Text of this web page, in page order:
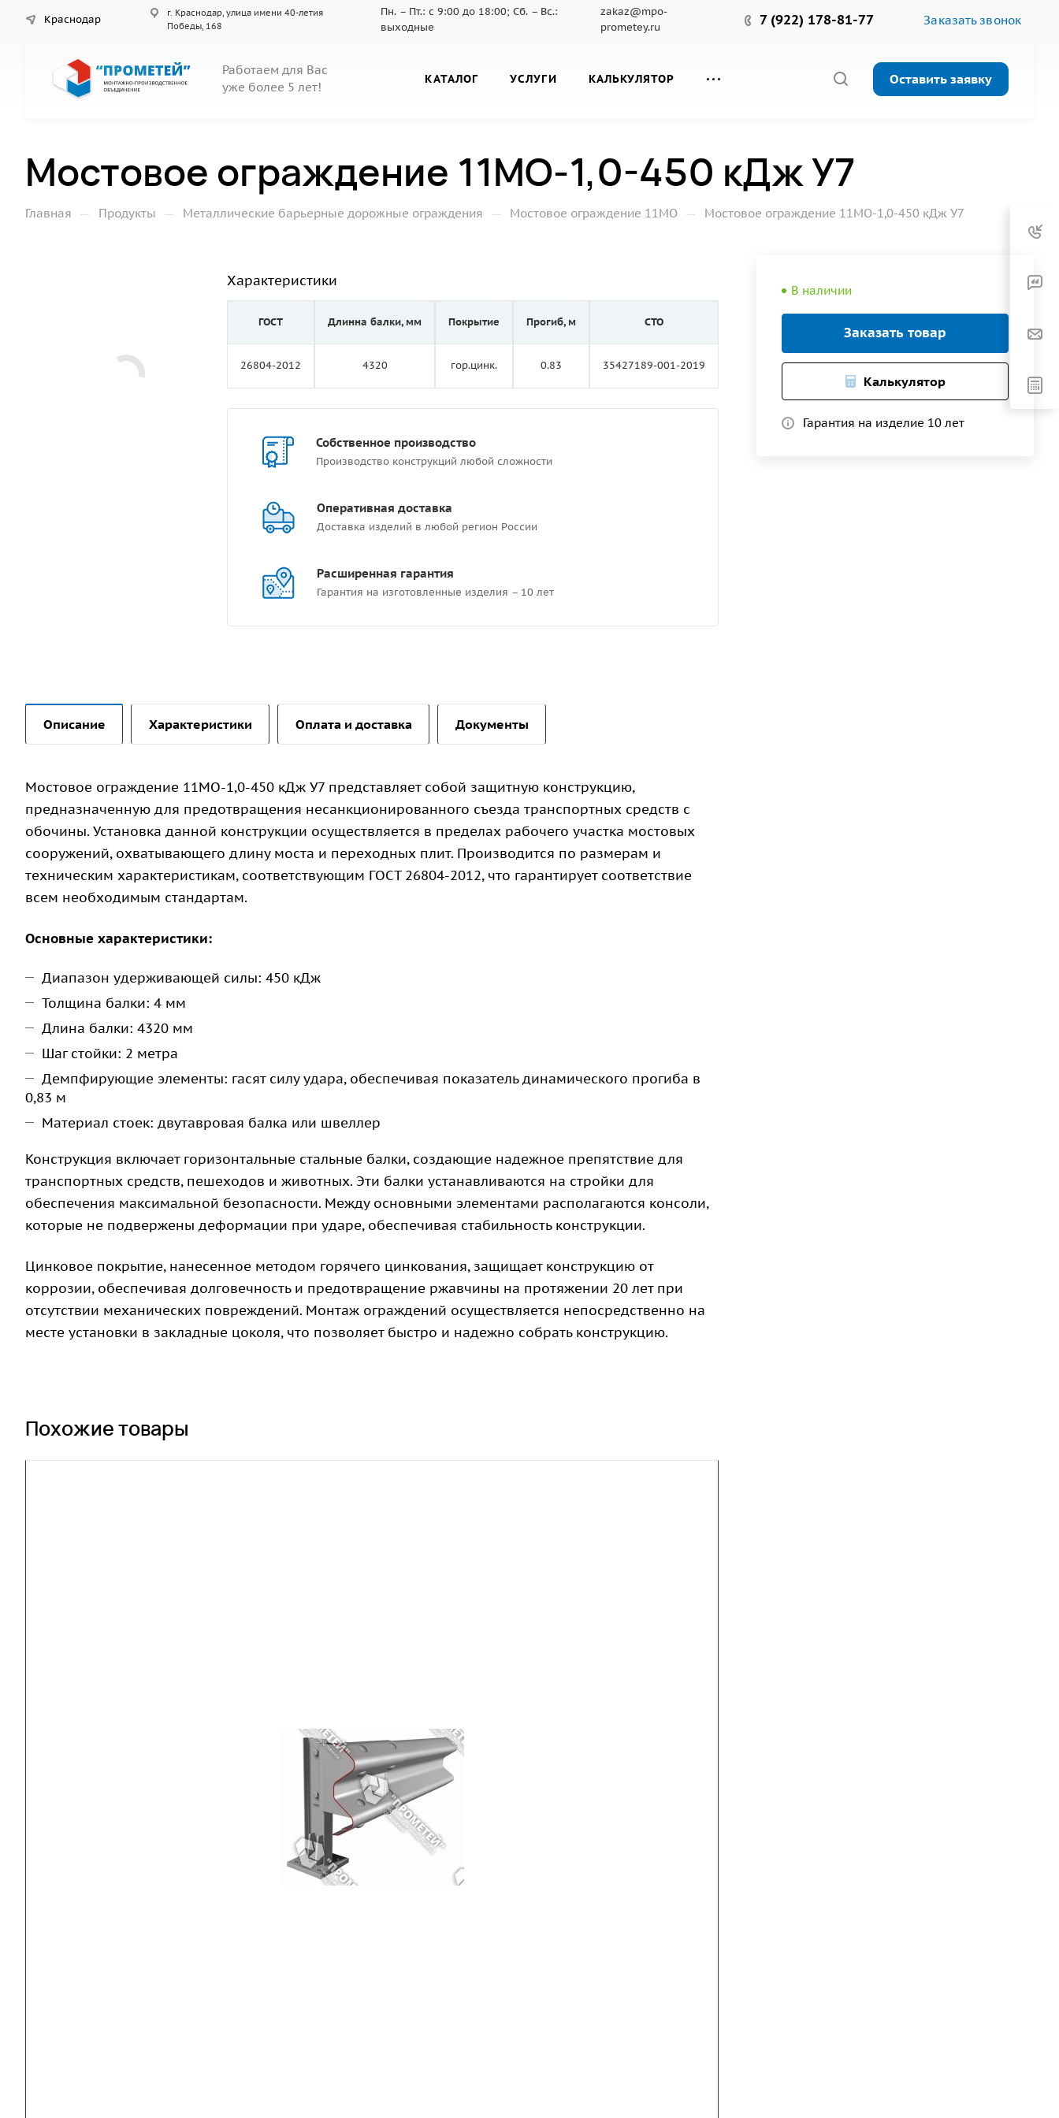
Краснодар
г. Краснодар, улица имени 40-летия
Победы, 168
Пн. – Пт.: с 9:00 до 18:00; Сб. – Вс.:
выходные
zakaz@mpo-
prometey.ru
7 (922) 178-81-77 Заказать звонок
Работаем для Вас
уже более 5 лет!
КАТАЛОГ УСЛУГИ КАЛЬКУЛЯТОР Оставить заявку
Мостовое ограждение 11МО-1,0-450 кДж У7
Главная — Продукты — Металлические барьерные дорожные ограждения — Мостовое ограждение 11МО — Мостовое ограждение 11МО-1,0-450 кДж У7
В наличии
Заказать товар
Калькулятор
Гарантия на изделие 10 лет
Характеристики
ГОСТ
26804-2012
Длинна балки, мм
4320
Покрытие
гор.цинк.
Прогиб, м
0.83
СТО
35427189-001-2019
Собственное производство
Производство конструкций любой сложности
Оперативная доставка
Доставка изделий в любой регион России
Расширенная гарантия
Гарантия на изготовленные изделия – 10 лет
Описание Характеристики Оплата и доставка Документы
Мостовое ограждение 11МО-1,0-450 кДж У7 представляет собой защитную конструкцию,
предназначенную для предотвращения несанкционированного съезда транспортных средств с
обочины. Установка данной конструкции осуществляется в пределах рабочего участка мостовых
сооружений, охватывающего длину моста и переходных плит. Производится по размерам и
техническим характеристикам, соответствующим ГОСТ 26804-2012, что гарантирует соответствие
всем необходимым стандартам.
Основные характеристики:
Диапазон удерживающей силы: 450 кДж
Толщина балки: 4 мм
Длина балки: 4320 мм
Шаг стойки: 2 метра
Демпфирующие элементы: гасят силу удара, обеспечивая показатель динамического прогиба в
0,83 м
Материал стоек: двутавровая балка или швеллер
Конструкция включает горизонтальные стальные балки, создающие надежное препятствие для
транспортных средств, пешеходов и животных. Эти балки устанавливаются на стройки для
обеспечения максимальной безопасности. Между основными элементами располагаются консоли,
которые не подвержены деформации при ударе, обеспечивая стабильность конструкции.
Цинковое покрытие, нанесенное методом горячего цинкования, защищает конструкцию от
коррозии, обеспечивая долговечность и предотвращение ржавчины на протяжении 20 лет при
отсутствии механических повреждений. Монтаж ограждений осуществляется непосредственно на
месте установки в закладные цоколя, что позволяет быстро и надежно собрать конструкцию.
Похожие товары